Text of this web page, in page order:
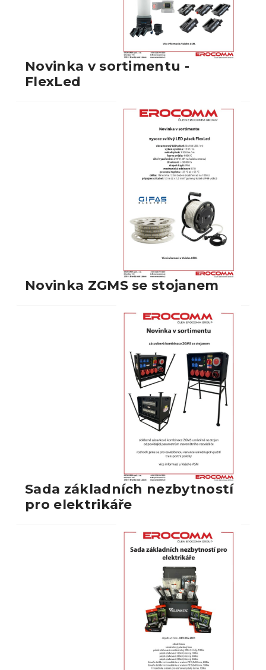
Novinka v sortimentu -
FlexLed
Novinka ZGMS se stojanem
Sada základních nezbytností
pro elektrikáře